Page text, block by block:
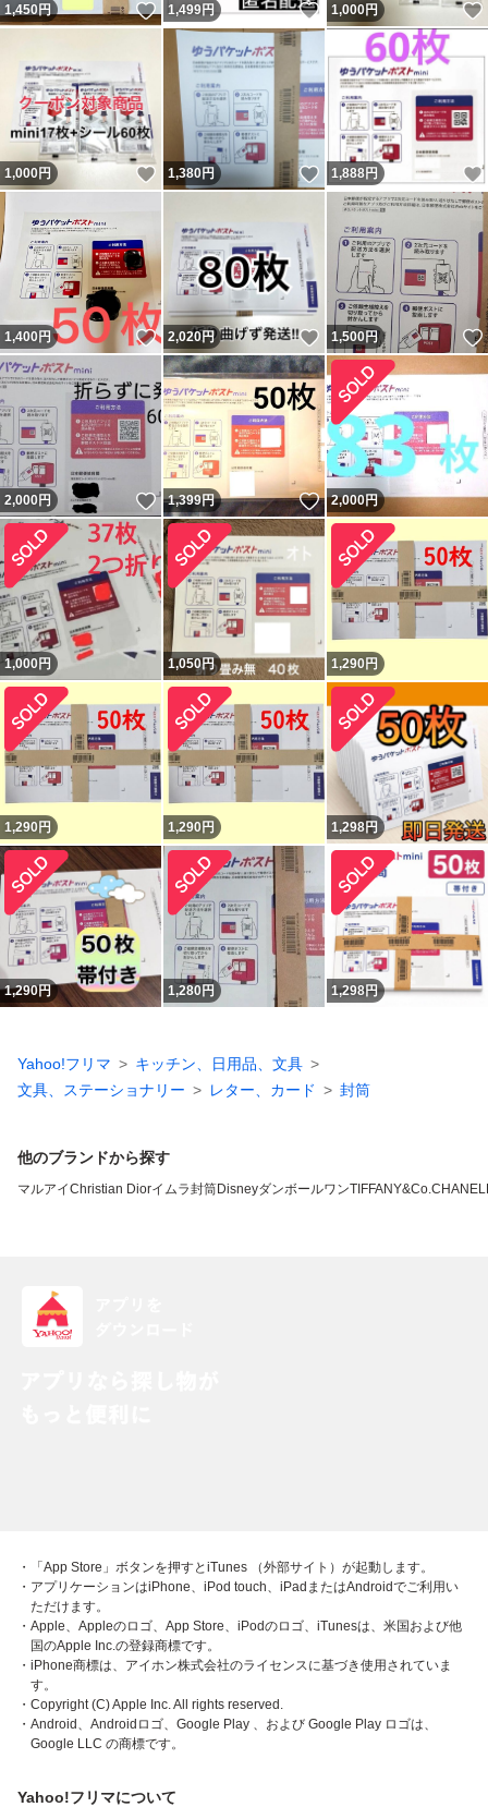
1,450円 いいね！
1,499円 いいね！
1,000円
1,000円 いいね！
1,380円 いいね！
1,888円
1,400円 いいね！
2,020円 いいね！
1,500円
2,000円 いいね！
1,399円 いいね！
2,000円
1,000円 1,050円 1,290円
1,290円 1,290円 1,298円
1,290円 1,280円 1,298円
Yahoo!フリマ
キッチン、日用品、文具
文具、ステーショナリー
レター、カード 封筒
他のブランドから探す
マルアイChristian Diorイムラ封筒DisneyダンボールワンTIFFANY&Co.CHANEL
・「App Store」ボタンを押すとiTunes （外部サイト）が起動します。
・アプリケーションはiPhone、iPod touch、iPadまたはAndroidでご利用い
ただけます。
・Apple、Appleのロゴ、App Store、iPodのロゴ、iTunesは、米国および他
国のApple Inc.の登録商標です。
・iPhone商標は、アイホン株式会社のライセンスに基づき使用されていま
す。
・Copyright (C) Apple Inc. All rights reserved.
・Android、Androidロゴ、Google Play 、および Google Play ロゴは、
Google LLC の商標です。
Yahoo!フリマについて